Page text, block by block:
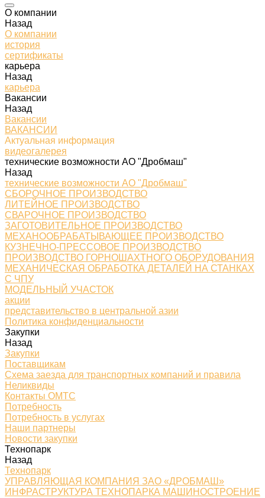
О компании
Назад
О компании
история
сертификаты
карьера
Назад
карьера
Вакансии
Назад
Вакансии
ВАКАНСИИ
Актуальная информация
видеогалерея
технические возможности АО "Дробмаш"
Назад
технические возможности АО "Дробмаш"
СБОРОЧНОЕ ПРОИЗВОДСТВО
ЛИТЕЙНОЕ ПРОИЗВОДСТВО
СВАРОЧНОЕ ПРОИЗВОДСТВО
ЗАГОТОВИТЕЛЬНОЕ ПРОИЗВОДСТВО
МЕХАНООБРАБАТЫВАЮЩЕЕ ПРОИЗВОДСТВО
КУЗНЕЧНО-ПРЕССОВОЕ ПРОИЗВОДСТВО
ПРОИЗВОДСТВО ГОРНОШАХТНОГО ОБОРУДОВАНИЯ
МЕХАНИЧЕСКАЯ ОБРАБОТКА ДЕТАЛЕЙ НА СТАНКАХ
С ЧПУ
МОДЕЛЬНЫЙ УЧАСТОК
акции
представительство в центральной азии
Политика конфиденциальности
Закупки
Назад
Закупки
Поставщикам
Схема заезда для транспортных компаний и правила
Неликвиды
Контакты ОМТС
Потребность
Потребность в услугах
Наши партнеры
Новости закупки
Технопарк
Назад
Технопарк
УПРАВЛЯЮЩАЯ КОМПАНИЯ ЗАО «ДРОБМАШ»
ИНФРАСТРУКТУРА ТЕХНОПАРКА МАШИНОСТРОЕНИЕ